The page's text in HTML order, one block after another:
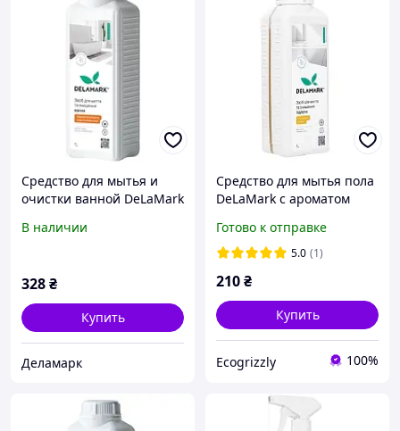
Средство для мытья и
очистки ванной DeLaMark
цветком 1 л
В наличии
328₴
Купить
Деламарк
Средство для мытья пола
DeLaMark с ароматом
Готово к отправке
5.0 (1)
210₴
Купить
Ecogrizzly 100%